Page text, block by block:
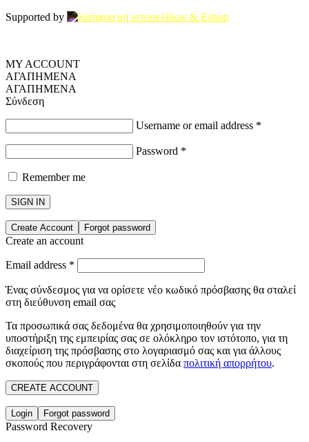
Supported by
MY ACCOUNT
ΑΓΑΠΗΜΕΝΑ
ΑΓΑΠΗΜΕΝΑ
Σύνδεση
Username or email address *
Password *
Remember me
SIGN IN
Create Account Forgot password
Create an account
Email address *
Ένας σύνδεσμος για να ορίσετε νέο κωδικό πρόσβασης θα σταλεί
στη διεύθυνση email σας
Τα προσωπικά σας δεδομένα θα χρησιμοποιηθούν για την
υποστήριξη της εμπειρίας σας σε ολόκληρο τον ιστότοπο, για τη
διαχείριση της πρόσβασης στο λογαριασμό σας και για άλλους
σκοπούς που περιγράφονται στη σελίδα πολιτική απορρήτου.
CREATE ACCOUNT
Login Forgot password
Password Recovery